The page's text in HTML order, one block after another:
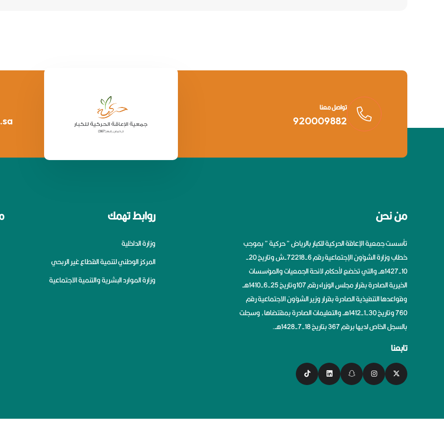
تواصل معنا
920009882
من نحن
تأسست جمعية الإعاقة الحركية للكبار بالرياض ” حركية ” بموجب
خطاب وزارة الشؤون الإجتماعية رقم 6-72218-ش وتاريخ 20-
10-1427هــ والتي تخضع لأحكام لائحة الجمعيات والمؤسسات
الخيرية الصادرة بقرار مجلس الوزراء رقم 107وتاريخ 25-6-1410هــ
وقواعدها التنفيذية الصادرة بقرار وزير الشؤون الاجتماعية رقم
760 وتاريخ 30-1-1412هــ والتعليمات الصادرة بمقتضاها، وسجلت
بالسجل الخاص لديها برقم 367 بتاريخ 18-7-1428هــ.
تابعنا
روابط تهمك
وزارة الداخلية
المركز الوطني لتنمية القطاع غير الربحي
وزارة الموارد البشرية والتنمية الاجتماعية